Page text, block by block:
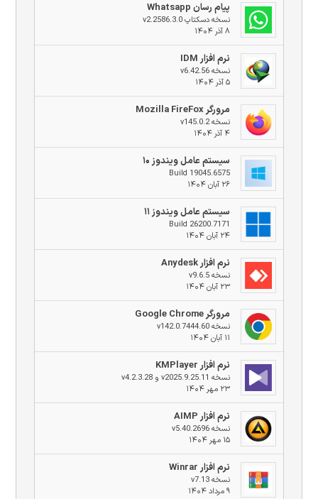
پیام رسان Whatsapp
نسخه دسکتاپ v2.2586.3.0
۸ آذر ۱۴۰۴
نرم افزار IDM
نسخه v6.42.56
۵ آذر ۱۴۰۴
مرورگر Mozilla FireFox
نسخه v145.0.2
۴ آذر ۱۴۰۴
سیستم عامل ویندوز ۱۰
Build 19045.6575
۲۶ آبان ۱۴۰۴
سیستم عامل ویندوز ۱۱
Build 26200.7171
۲۴ آبان ۱۴۰۴
نرم افزار Anydesk
نسخه v9.6.5
۲۳ آبان ۱۴۰۴
مرورگر Google Chrome
نسخه v142.0.7444.60
۱۱ آبان ۱۴۰۴
نرم افزار KMPlayer
نسخه v2025.9.25.11 و v4.2.3.28
۲۳ مهر ۱۴۰۴
نرم افزار AIMP
نسخه v5.40.2696
۱۵ مهر ۱۴۰۴
نرم افزار Winrar
نسخه v7.13
۹ مرداد ۱۴۰۴